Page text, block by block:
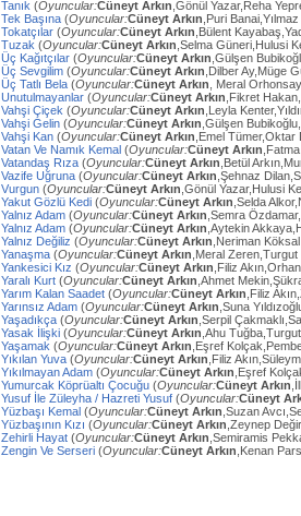
Tanık (Oyuncular:Cüneyt Arkın ,Gönül Yazar,Reha
Tek Başına (Oyuncular:Cüneyt Arkın ,Puri
Tokatçılar (Oyuncular:Cüneyt Arkın ,Bülent
Tuzak (Oyuncular:Cüneyt Arkın ,Selma Güneri,Hulusi
Üç Kağıtçılar (Oyuncular:Cüneyt Arkın ,Gülşen
Üç Sevgilim (Oyuncular:Cüneyt Arkın ,Dilber Ay,Müge
Üç Tatlı Bela (Oyuncular:Cüneyt Arkın , Meral
Unutulmayanlar (Oyuncular:Cüneyt Arkın ,Fikret
Vahşi Çiçek (Oyuncular:Cüneyt Arkın ,Leyla
Vahşi Gelin (Oyuncular:Cüneyt Arkın ,Gülşen
Vahşi Kan (Oyuncular:Cüneyt Arkın ,Emel
Vatan Ve Namık Kemal (Oyuncular:Cüneyt Arkın
Vatandaş Rıza (Oyuncular:Cüneyt Arkın ,Betül
Vazife Uğruna (Oyuncular:Cüneyt Arkın ,Şehnaz
Vurgun (Oyuncular:Cüneyt Arkın ,Gönül Yazar,Hulusi
Yakut Gözlü Kedi (Oyuncular:Cüneyt Arkın ,Selda
Yalnız Adam (Oyuncular:Cüneyt Arkın ,Semra
Yalnız Adam (Oyuncular:Cüneyt Arkın ,Aytekin
Yalnız Değiliz (Oyuncular:Cüneyt Arkın ,Neriman
Yanaşma (Oyuncular:Cüneyt Arkın ,Meral
Yankesici Kız (Oyuncular:Cüneyt Arkın ,Filiz
Yaralı Kurt (Oyuncular:Cüneyt Arkın ,Ahmet
Yarım Kalan Saadet (Oyuncular:Cüneyt Arkın ,Filiz
Yarınsız Adam (Oyuncular:Cüneyt Arkın ,Suna
Yaşadıkça (Oyuncular:Cüneyt Arkın ,Serpil
Yasak İlişki (Oyuncular:Cüneyt Arkın ,Ahu
Yaşamak (Oyuncular:Cüneyt Arkın ,Eşref
Yıkılan Yuva (Oyuncular:Cüneyt Arkın ,Filiz
Yıkılmayan Adam (Oyuncular:Cüneyt Arkın ,Eşref
Yumurcak Köprüaltı Çocuğu (Oyuncular:Cüneyt Arkın
Yusuf İle Züleyha / Hazreti Yusuf (Oyuncular:Cüneyt
Yüzbaşı Kemal (Oyuncular:Cüneyt Arkın ,Suzan
Yüzbaşının Kızı (Oyuncular:Cüneyt Arkın ,Zeynep
Zehirli Hayat (Oyuncular:Cüneyt Arkın ,Semiramis
Zengin Ve Serseri (Oyuncular:Cüneyt Arkın ,Kenan